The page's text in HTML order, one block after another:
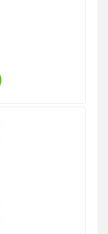
como
También es